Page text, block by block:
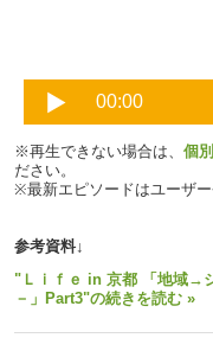
※再生できない場合は、 個
ださい。
※最新エピソードはユーザ
参考資料↓
"Ｌｉｆｅ in 京都 「地域→
－」Part3"の続きを読む »